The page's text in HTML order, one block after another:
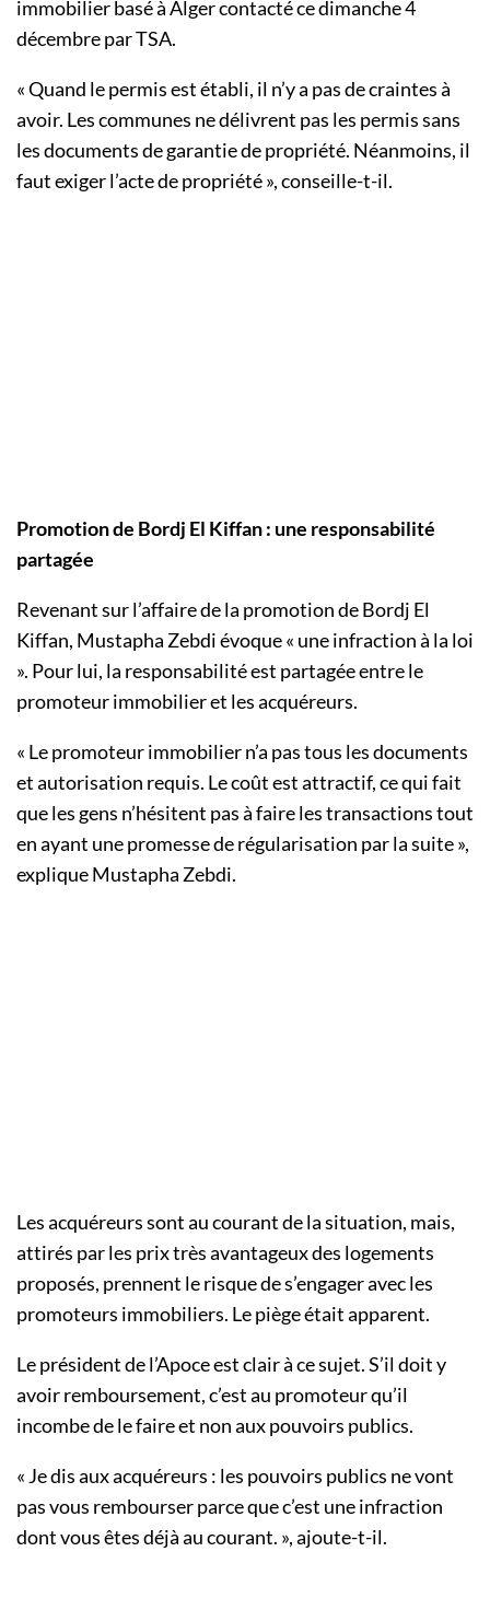
immobilier basé à Alger contacté ce dimanche 4
décembre par TSA.
« Quand le permis est établi, il n’y a pas de craintes à
avoir. Les communes ne délivrent pas les permis sans
les documents de garantie de propriété. Néanmoins, il
faut exiger l’acte de propriété », conseille-t-il.
Promotion de Bordj El Kiffan : une responsabilité
partagée
Revenant sur l’affaire de la promotion de Bordj El
Kiffan, Mustapha Zebdi évoque « une infraction à la loi
». Pour lui, la responsabilité est partagée entre le
promoteur immobilier et les acquéreurs.
« Le promoteur immobilier n’a pas tous les documents
et autorisation requis. Le coût est attractif, ce qui fait
que les gens n’hésitent pas à faire les transactions tout
en ayant une promesse de régularisation par la suite »,
explique Mustapha Zebdi.
Les acquéreurs sont au courant de la situation, mais,
attirés par les prix très avantageux des logements
proposés, prennent le risque de s’engager avec les
promoteurs immobiliers. Le piège était apparent.
Le président de l’Apoce est clair à ce sujet. S’il doit y
avoir remboursement, c’est au promoteur qu’il
incombe de le faire et non aux pouvoirs publics.
« Je dis aux acquéreurs : les pouvoirs publics ne vont
pas vous rembourser parce que c’est une infraction
dont vous êtes déjà au courant. », ajoute-t-il.